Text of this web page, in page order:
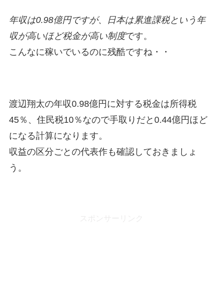
年収は0.98億円ですが、日本は累進課税という年
収が高いほど税金が高い制度です。
こんなに稼いでいるのに残酷ですね・・
渡辺翔太の年収0.98億円に対する税金は所得税
45％、住民税10％なので手取りだと0.44億円ほど
になる計算になります。
収益の区分ごとの代表作も確認しておきましょ
う。